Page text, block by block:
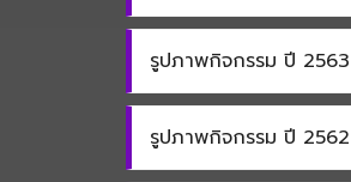
รูปภาพกิจกรรม ปี 2563
รูปภาพกิจกรรม ปี 2562